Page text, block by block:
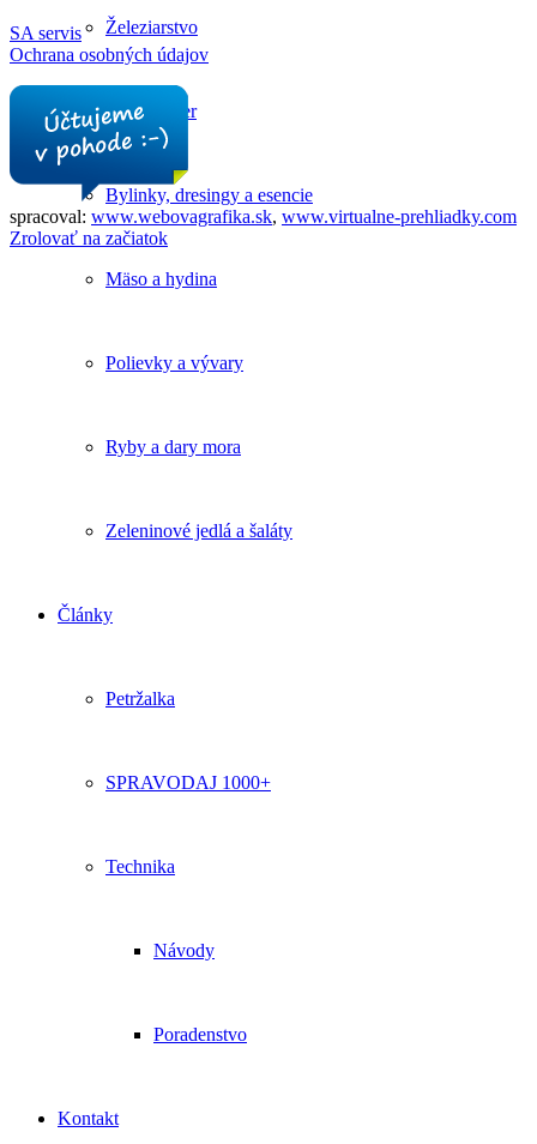
Železiarstvo
Vital Food Rosner
Bylinky, dresingy a esencie
Mäso a hydina
Polievky a vývary
Ryby a dary mora
Zeleninové jedlá a šaláty
Články
Petržalka
SPRAVODAJ 1000+
Technika
Návody
Poradenstvo
Kontakt
SA servis
Ochrana osobných údajov
spracoval: www.webovagrafika.sk, www.virtualne-prehliadky.com
Zrolovať na začiatok